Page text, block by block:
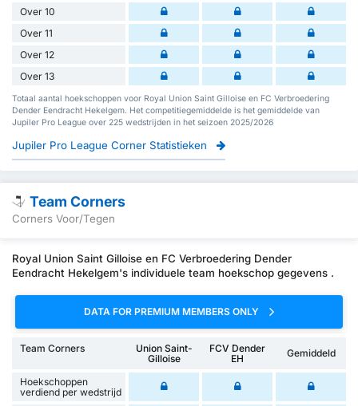
Over 10
Over 11
Over 12
Over 13
Totaal aantal hoekschoppen voor Royal Union Saint Gilloise en FC Verbroedering
Dender Eendracht Hekelgem. Het competitiegemiddelde is het gemiddelde van
Jupiler Pro League over 225 wedstrijden in het seizoen 2025/2026
Jupiler Pro League Corner Statistieken
Team Corners
Corners Voor/Tegen
Royal Union Saint Gilloise en FC Verbroedering Dender
Eendracht Hekelgem's individuele team hoekschop gegevens .
DATA FOR PREMIUM MEMBERS ONLY
Team Corners
Union Saint-
Gilloise
FCV Dender
EH
Gemiddeld
Hoekschoppen
verdiend per wedstrijd